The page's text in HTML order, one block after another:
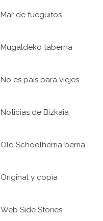
Mar de fueguitos
Mugaldeko taberna
No es país para viejes
Noticias de Bizkaia
Old Schoolherria berria
Original y copia
Web Side Stories